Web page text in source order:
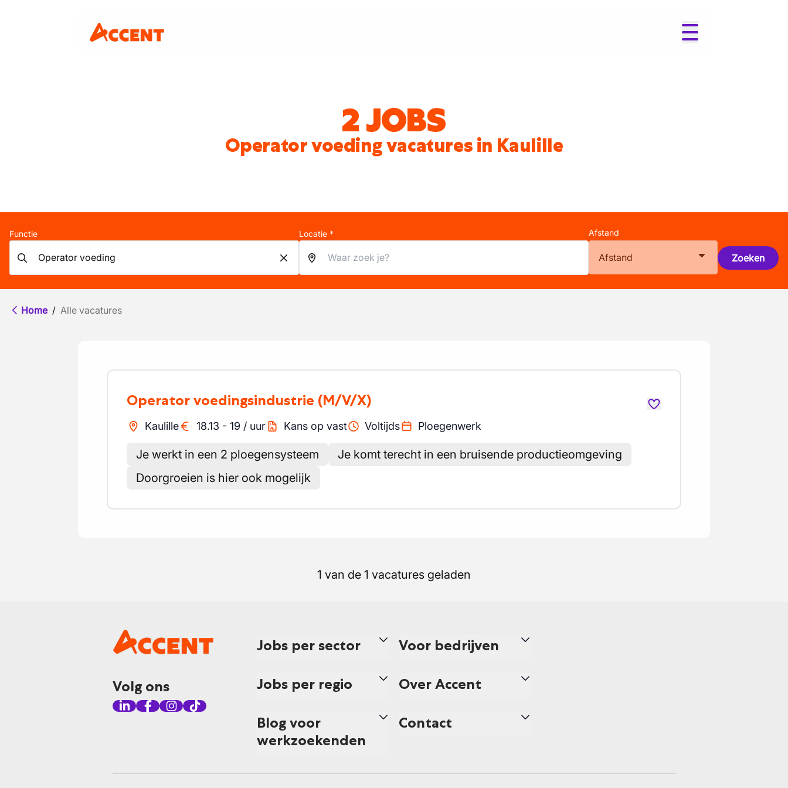
2 JOBS
Operator voeding vacatures in Kaulille
Functie Locatie * Afstand
Afstand Zoeken
Home / Alle vacatures
Operator voedingsindustrie (M/V/X)
Kaulille 18.13 - 19 / uur Kans op vast Voltijds Ploegenwerk
Je werkt in een 2 ploegensysteem
Je komt terecht in een bruisende productieomgeving
Doorgroeien is hier ook mogelijk
1 van de 1 vacatures geladen
Volg ons
Jobs per sector
Jobs per regio
Blog voor
werkzoekenden
Voor bedrijven
Over Accent
Contact